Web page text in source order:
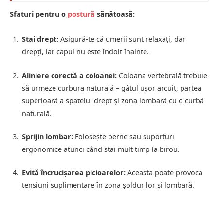
Sfaturi pentru o postură sănătoasă:
Stai drept: Asigură-te că umerii sunt relaxați, dar
drepți, iar capul nu este îndoit înainte.
Aliniere corectă a coloanei: Coloana vertebrală trebuie
să urmeze curbura naturală – gâtul ușor arcuit, partea
superioară a spatelui drept și zona lombară cu o curbă
naturală.
Sprijin lombar: Folosește perne sau suporturi
ergonomice atunci când stai mult timp la birou.
Evită încrucișarea picioarelor: Aceasta poate provoca
tensiuni suplimentare în zona șoldurilor și lombară.